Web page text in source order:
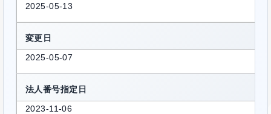
2025-05-13
変更日
2025-05-07
法人番号指定日
2023-11-06